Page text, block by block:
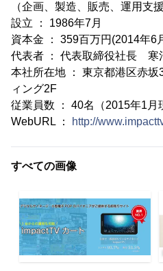
（企画、製造、販売、運用支
設立 ： 1986年7月
資本金 ： 359百万円(2014年6
代表者 ： 代表取締役社長 寒
本社所在地 ： 東京都港区赤
ィング2F
従業員数 ： 40名（2015年1月
WebURL ：
http://
すべての画像